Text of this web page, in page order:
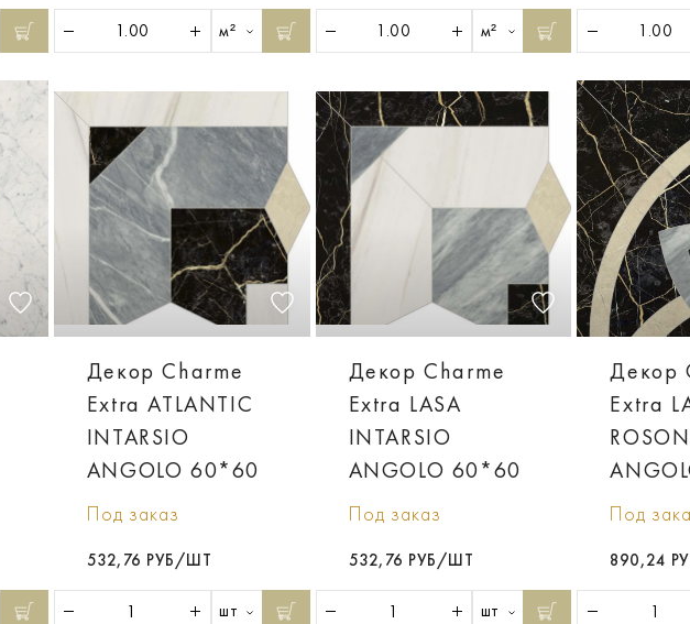
м² м²
Декор Charme
Extra ATLANTIC
INTARSIO
ANGOLO 60*60
Под заказ
532,76 РУБ/ШТ
шт
Декор Charme
Extra LASA
INTARSIO
ANGOLO 60*60
Под заказ
532,76 РУБ/ШТ
шт
Декор
Extra
Под
890,24